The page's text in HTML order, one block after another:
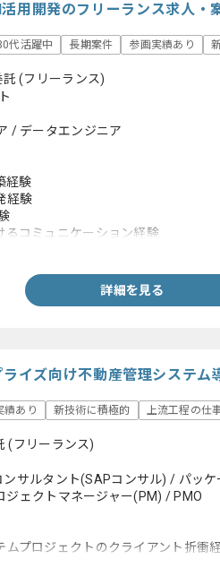
用開発のフリーランス求人・
代活躍中 長期案件 参画実績あり
託(フリーランス)
/ データエンジニア
経験
経験
るコミュニケーション経験
詳細を見る
ライズ向け不動産管理システ
績あり 新技術に積極的 上流工程の仕
(フリーランス)
ンサルタント(SAPコンサル) / パッ
ジェクトマネージャー(PM) / PMO
ムプロジェクトのクライアント折衝